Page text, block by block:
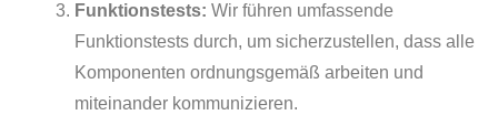
Funktionstests: Wir führen umfassende
Funktionstests durch, um sicherzustellen, dass alle
Komponenten ordnungsgemäß arbeiten und
miteinander kommunizieren.